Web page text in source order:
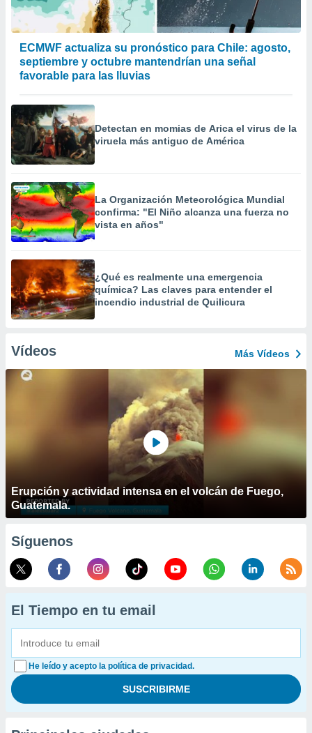
ECMWF actualiza su pronóstico para Chile: agosto,
septiembre y octubre mantendrían una señal
favorable para las lluvias
Detectan en momias de Arica el virus de la
viruela más antiguo de América
La Organización Meteorológica Mundial
confirma: "El Niño alcanza una fuerza no
vista en años"
¿Qué es realmente una emergencia
química? Las claves para entender el
incendio industrial de Quilicura
Vídeos Más Vídeos
Erupción y actividad intensa en el volcán de Fuego,
Guatemala.
Síguenos
El Tiempo en tu email
He leído y acepto la política de privacidad.